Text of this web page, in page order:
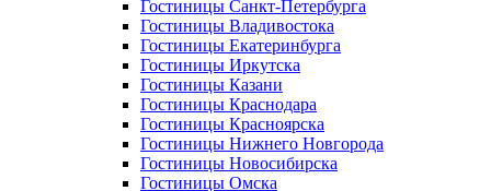
Гостиницы Санкт-Петербурга
Гостиницы Владивостока
Гостиницы Екатеринбурга
Гостиницы Иркутска
Гостиницы Казани
Гостиницы Краснодара
Гостиницы Красноярска
Гостиницы Нижнего Новгорода
Гостиницы Новосибирска
Гостиницы Омска